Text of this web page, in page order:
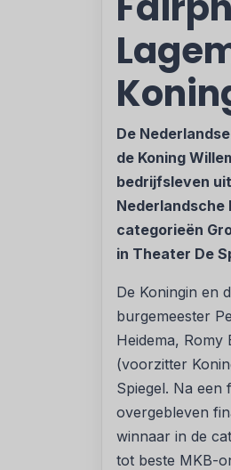
De
de Koning
bedrijfsleven
Nederlandsche
categorieën
in Theater De
De Koningin en
burgemeester
Heidema,
(voorzitter
Spiegel. Na een
overgebleven
winnaar in de
tot beste MKB-